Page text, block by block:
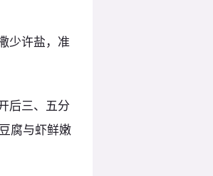
少许盐，准
后三、五分
腐与虾鲜嫩